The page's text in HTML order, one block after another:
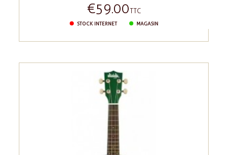
Price
€59.00TTC
STOCK INTERNET MAGASIN